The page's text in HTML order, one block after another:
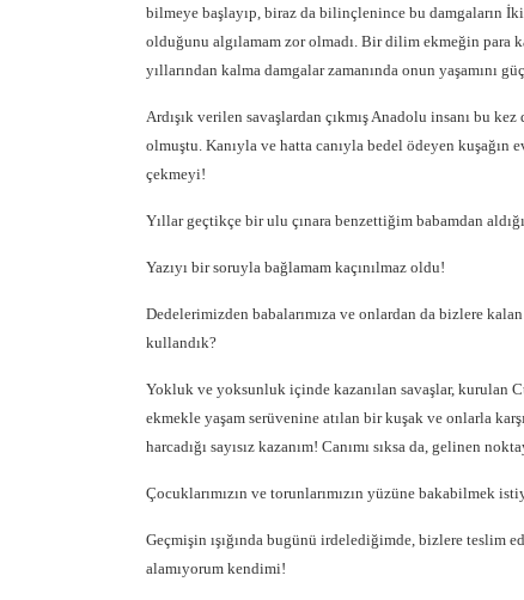
bilmeye başlayıp, biraz da bilinçlenince bu damgaların
olduğunu algılamam zor olmadı. Bir dilim ekmeğin para
yıllarından kalma damgalar zamanında onun yaşamını
Ardışık verilen savaşlardan çıkmış Anadolu insanı bu
olmuştu. Kanıyla ve hatta canıyla bedel ödeyen
çekmeyi!
Yıllar geçtikçe bir ulu çınara benzettiğim babamdan
Yazıyı bir soruyla bağlamam kaçınılmaz oldu!
Dedelerimizden babalarımıza ve onlardan da bizlere
kullandık?
Yokluk ve yoksunluk içinde kazanılan savaşlar, kurulan
ekmekle yaşam serüvenine atılan bir kuşak ve onlarla
harcadığı sayısız kazanım! Canımı sıksa da, gelinen
Çocuklarımızın ve torunlarımızın yüzüne bakabilmek
Geçmişin ışığında bugünü irdelediğimde, bizlere teslim
alamıyorum kendimi!